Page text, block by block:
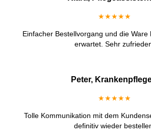
★★★★★
Einfacher Bestellvorgang und die Ware
erwartet. Sehr
Peter,
★★★★★
Tolle Kommunikation mit dem
definitiv wieder